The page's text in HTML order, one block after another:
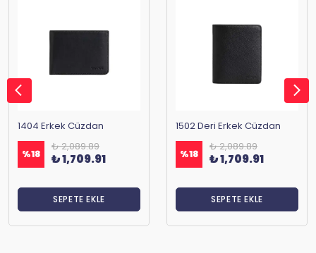
1404 Erkek Cüzdan
%18
₺ 2,089.89
₺ 1,709.91
SEPETE EKLE
1502 Deri Erkek Cüzdan
%18
₺ 2,089.89
₺ 1,709.91
SEPETE EKLE